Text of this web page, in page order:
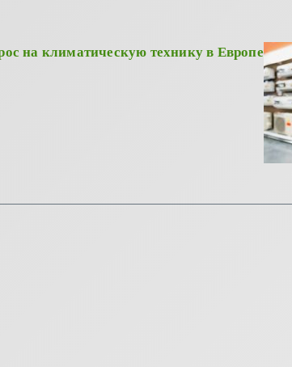
на климатическую технику в Европе